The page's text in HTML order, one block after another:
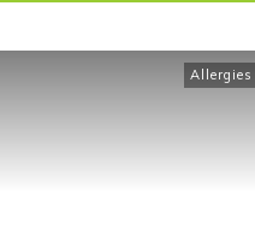
Allergies